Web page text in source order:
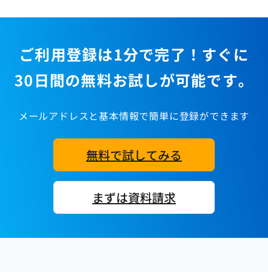
ご利用登録は1分で完了！すぐに
30日間の無料お試しが可能です。
メールアドレスと基本情報で簡単に登録ができます
無料で試してみる
まずは資料請求